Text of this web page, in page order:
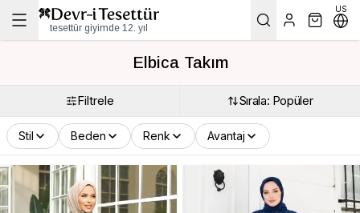
tesettür giyimde 12. yıl
US
Elbica Takım
Filtrele Sırala: Popüler
Stil Beden Renk Avantaj